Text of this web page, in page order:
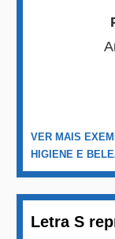
VER MAIS
HIGIENE E
Letra S